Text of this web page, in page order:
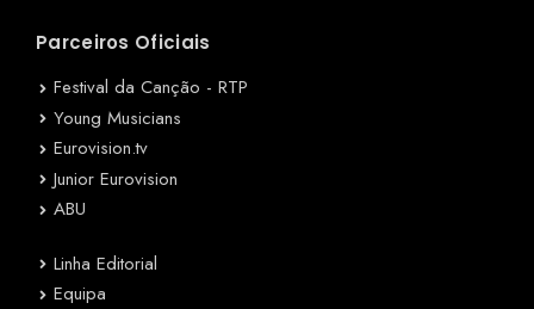
Parceiros Oficiais
Festival da Canção - RTP
Young Musicians
Eurovision.tv
Junior Eurovision
ABU
Linha Editorial
Equipa